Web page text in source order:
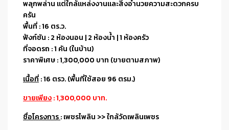
พลุกพล่าน แต่ใกล้แหล่งงานและสิ่งอำนวยความสะดวกครบ
ครัน
พื้นที่ : 16 ตร.ว.
ฟังก์ชัน : 2 ห้องนอน | 2 ห้องน้ำ | 1 ห้องครัว
ที่จอดรถ : 1 คัน (ในบ้าน)
ราคาพิเศษ : 1,300,000 บาท (ขายตามสภาพ)
เนื้อที่: 16 ตรว. (พื้นที่ใช้สอย 96 ตรม.)
ขายเพียง: 1,300,000 บาท.
ชื่อโครงการ: เพชรไพลิน >> ใกล้วัดเพลินเพชร